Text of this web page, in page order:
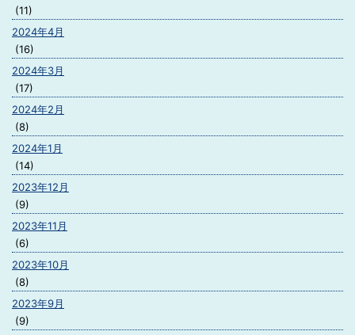
(11)
2024年4月
(16)
2024年3月
(17)
2024年2月
(8)
2024年1月
(14)
2023年12月
(9)
2023年11月
(6)
2023年10月
(8)
2023年9月
(9)